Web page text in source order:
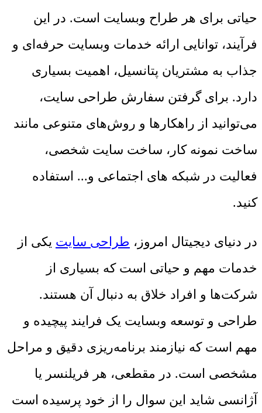
حیاتی برای هر طراح وبسایت است. در این
فرآیند، توانایی ارائه خدمات وبسایت حرفه‌ای و
جذاب به مشتریان پتانسیل، اهمیت بسیاری
دارد. برای گرفتن سفارش طراحی سایت،
می‌توانید از راهکارها و روش‌های متنوعی مانند
ساخت نمونه کار، ساخت سایت شخصی،
فعالیت در شبکه های اجتماعی و... استفاده
کنید.
در دنیای دیجیتال امروز، طراحی سایت یکی از
خدمات مهم و حیاتی است که بسیاری از
شرکت‌ها و افراد خلاق به دنبال آن هستند.
طراحی و توسعه وبسایت یک فرایند پیچیده و
مهم است که نیازمند برنامه‌ریزی دقیق و مراحل
مشخصی است. در مقطعی، هر فریلنسر یا
آژانسی شاید این سوال را از خود پرسیده است